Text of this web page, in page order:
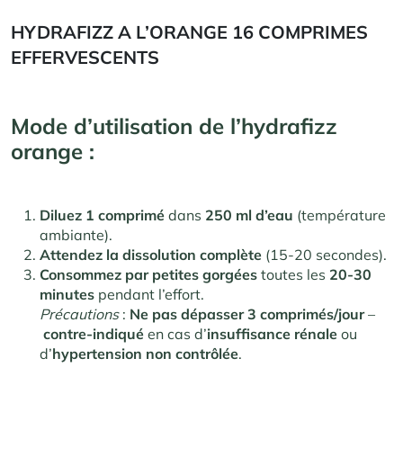
HYDRAFIZZ A L’ORANGE 16 COMPRIMES
EFFERVESCENTS
Mode d’utilisation de l’hydrafizz
orange :
Diluez 1 comprimé dans 250 ml d’eau (température
ambiante).
Attendez la dissolution complète (15-20 secondes).
Consommez par petites gorgées toutes les 20-30
minutes pendant l’effort.
Précautions: Ne pas dépasser 3 comprimés/jour–
contre-indiqué en cas d’insuffisance rénale ou
d’hypertension non contrôlée.